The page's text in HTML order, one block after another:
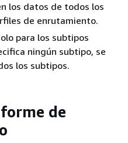
los datos de todos los
de enrutamiento.
para los subtipos
ningún subtipo, se
los subtipos.
de